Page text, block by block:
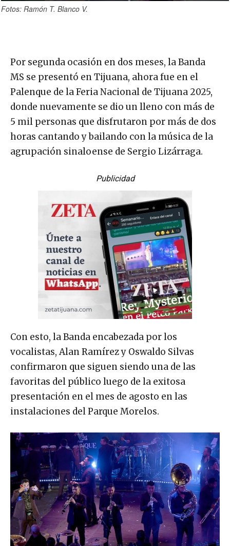
Fotos: Ramón T. Blanco V.
Por segunda ocasión en dos meses, la Banda
MS se presentó en Tijuana, ahora fue en el
Palenque de la Feria Nacional de Tijuana 2025,
donde nuevamente se dio un lleno con más de
5 mil personas que disfrutaron por más de dos
horas cantando y bailando con la música de la
agrupación sinaloense de Sergio Lizárraga.
Publicidad
Con esto, la Banda encabezada por los
vocalistas, Alan Ramírez y Oswaldo Silvas
confirmaron que siguen siendo una de las
favoritas del público luego de la exitosa
presentación en el mes de agosto en las
instalaciones del Parque Morelos.